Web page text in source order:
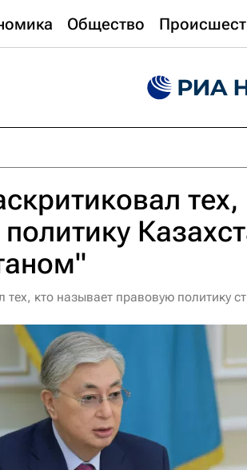
Общество
тех,
тех, кто называет правовую политику